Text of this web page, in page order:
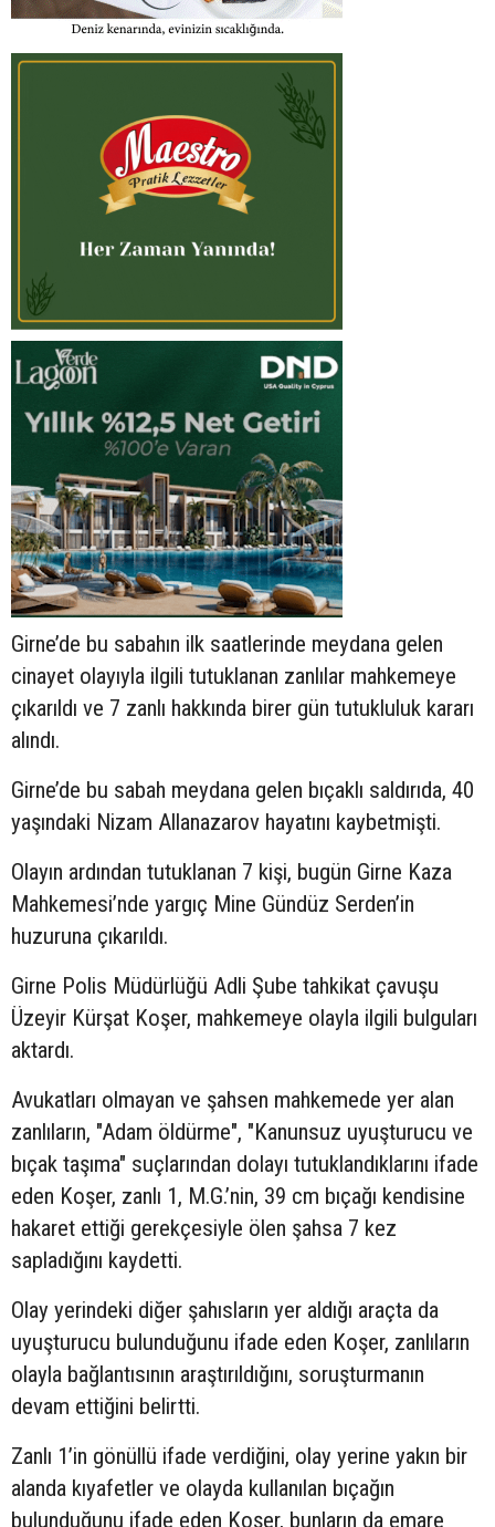
Girne’de bu sabahın ilk saatlerinde meydana gelen
cinayet olayıyla ilgili tutuklanan zanlılar mahkemeye
çıkarıldı ve 7 zanlı hakkında birer gün tutukluluk kararı
alındı.
Girne’de bu sabah meydana gelen bıçaklı saldırıda, 40
yaşındaki Nizam Allanazarov hayatını kaybetmişti.
Olayın ardından tutuklanan 7 kişi, bugün Girne Kaza
Mahkemesi’nde yargıç Mine Gündüz Serden’in
huzuruna çıkarıldı.
Girne Polis Müdürlüğü Adli Şube tahkikat çavuşu
Üzeyir Kürşat Koşer, mahkemeye olayla ilgili bulguları
aktardı.
Avukatları olmayan ve şahsen mahkemede yer alan
zanlıların, "Adam öldürme", "Kanunsuz uyuşturucu ve
bıçak taşıma" suçlarından dolayı tutuklandıklarını ifade
eden Koşer, zanlı 1, M.G.’nin, 39 cm bıçağı kendisine
hakaret ettiği gerekçesiyle ölen şahsa 7 kez
sapladığını kaydetti.
Olay yerindeki diğer şahısların yer aldığı araçta da
uyuşturucu bulunduğunu ifade eden Koşer, zanlıların
olayla bağlantısının araştırıldığını, soruşturmanın
devam ettiğini belirtti.
Zanlı 1’in gönüllü ifade verdiğini, olay yerine yakın bir
alanda kıyafetler ve olayda kullanılan bıçağın
bulunduğunu ifade eden Koşer, bunların da emare